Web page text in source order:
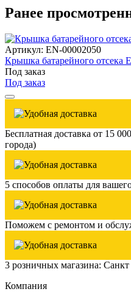
Ранее
Артикул: EN-00002050
Крышка батарейного отсека
Под заказ
Под заказ
Бесплатная доставка от 15
города)
5 способов оплаты для
Поможем с ремонтом и
3 розничных магазина:
Компания